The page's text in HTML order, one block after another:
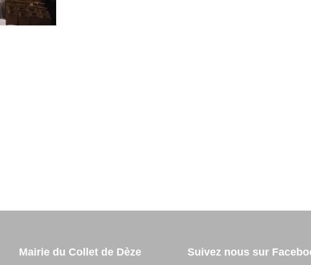
Mairie du Collet de Dèze Suivez nous sur